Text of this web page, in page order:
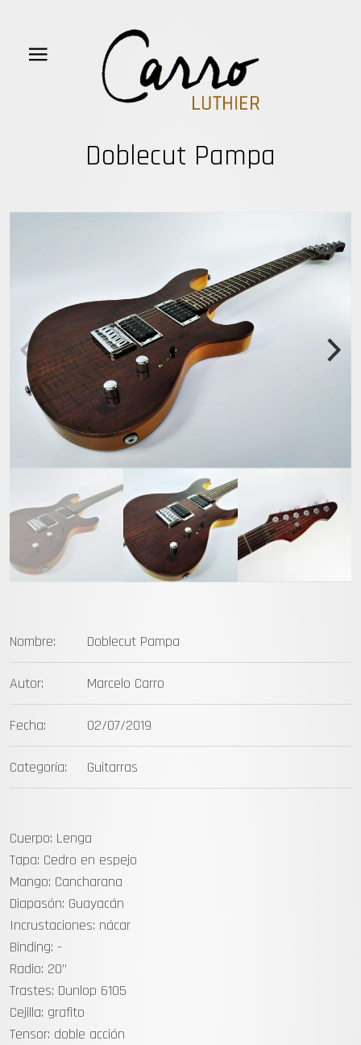
Doblecut Pampa
Nombre: Doblecut Pampa
Autor: Marcelo Carro
Fecha: 02/07/2019
Categoría: Guitarras
Cuerpo: Lenga
Tapa: Cedro en espejo
Mango: Cancharana
Diapasón: Guayacán
Incrustaciones: nácar
Binding: -
Radio: 20”
Trastes: Dunlop 6105
Cejilla: grafito
Tensor: doble acción